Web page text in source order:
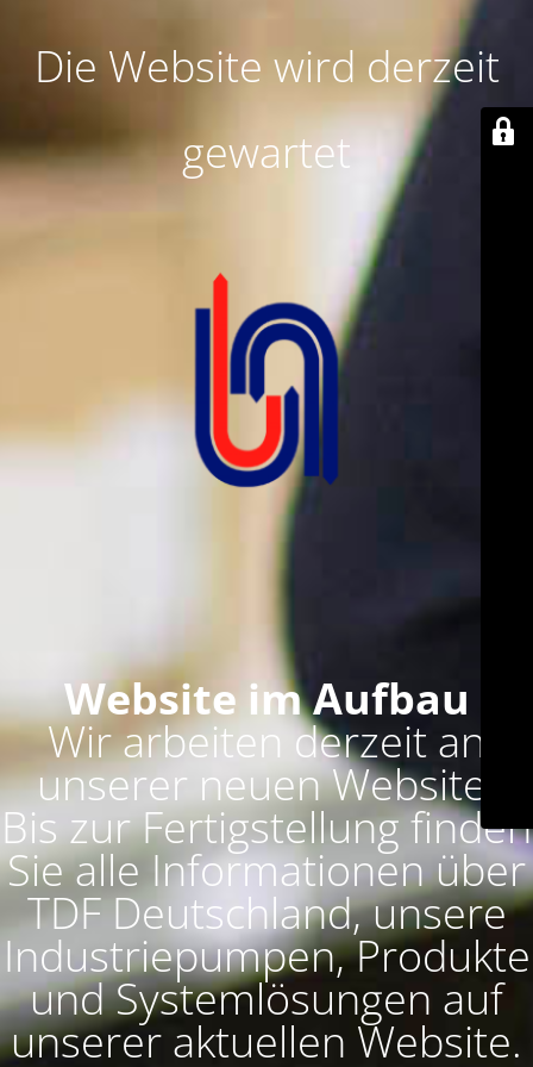
Die Website wird derzeit
gewartet
Website im Aufbau
Wir arbeiten derzeit an
unserer neuen Website.
Bis zur Fertigstellung finden
Sie alle Informationen über
TDF Deutschland, unsere
Industriepumpen, Produkte
und Systemlösungen auf
unserer aktuellen Website.